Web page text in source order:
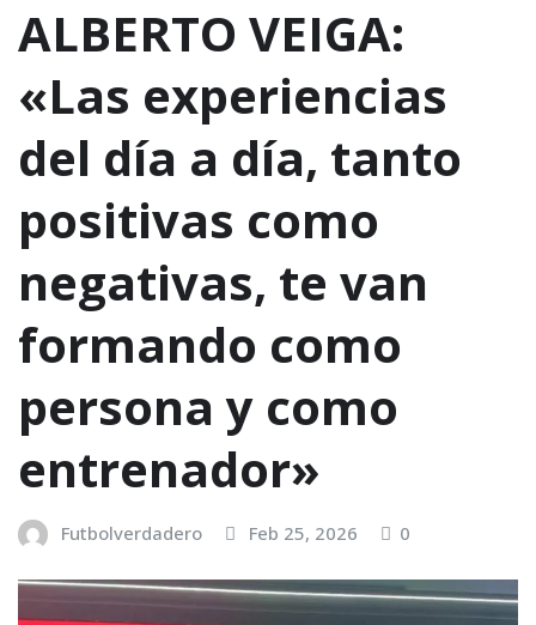
ALBERTO VEIGA:
«Las experiencias
del día a día, tanto
positivas como
negativas, te van
formando como
persona y como
entrenador»
Futbolverdadero Feb 25, 2026 0